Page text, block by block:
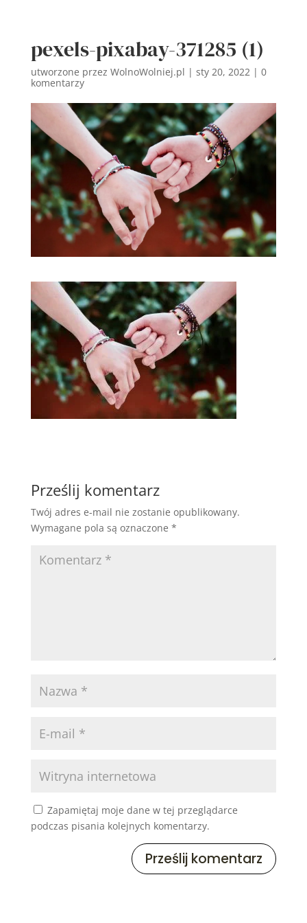
pexels-pixabay-371285 (1)
utworzone przez WolnoWolniej.pl | sty 20, 2022| 0
komentarzy
Prześlij komentarz
Twój adres e-mail nie zostanie opublikowany.
Wymagane pola są oznaczone *
Zapamiętaj moje dane w tej przeglądarce
podczas pisania kolejnych komentarzy.